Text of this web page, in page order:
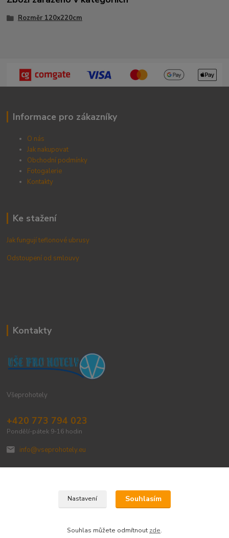
Rozměr 120x220cm
Informace pro zákazníky
O nás
Jak nakupovat
Obchodní podmínky
Fotogalerie
Kontakty
Ke stažení
Jak fungují teflonové ubrusy
Odstoupení od smlouvy
Kontakty
Všeprohotely
+420 773 794 023
Pondělí-pátek 9-16 hodin
info@vseprohotely.eu
Upravit sběr cookies.
Nastavení Souhlasím
Souhlas můžete odmítnout zde.